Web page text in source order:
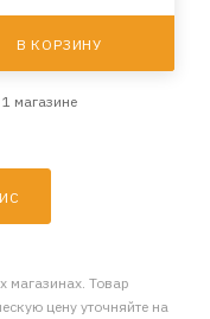
В КОРЗИНУ
магазине
магазинах. Товар
цену уточняйте на